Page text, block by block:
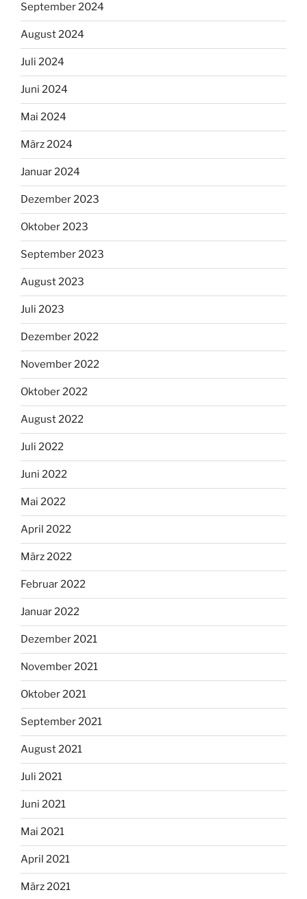
September 2024
August 2024
Juli 2024
Juni 2024
Mai 2024
März 2024
Januar 2024
Dezember 2023
Oktober 2023
September 2023
August 2023
Juli 2023
Dezember 2022
November 2022
Oktober 2022
August 2022
Juli 2022
Juni 2022
Mai 2022
April 2022
März 2022
Februar 2022
Januar 2022
Dezember 2021
November 2021
Oktober 2021
September 2021
August 2021
Juli 2021
Juni 2021
Mai 2021
April 2021
März 2021